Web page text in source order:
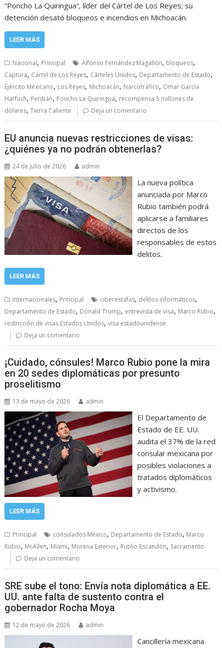
“Poncho La Quiringua”, líder del Cártel de Los Reyes; su
detención desató bloqueos e incendios en Michoacán.
LEER MÁS
Nacional, Principal Alfonso Fernández Magallón, bloqueos,
Captura, Cártel de Los Reyes, Cárteles Unidos, Departamento de Estado,
Ejército Mexicano, Los Reyes, Michoacán, Narcotráfico, Omar García
Harfuch, Peribán, Poncho La Quiringua, recompensa 5 millones de
dólares,Tierra Caliente Deja un comentario
EU anuncia nuevas restricciones de visas:
¿quiénes ya no podrán obtenerlas?
24 de julio de 2026 admin
La nueva política
anunciada por Marco
Rubio también podrá
aplicarse a familiares
directos de los
responsables de estos
delitos.
LEER MÁS
Internacionales, Principal ciberestafas, delitos informáticos,
Departamento de Estado, Donald Trump, entrevista de visa, Marco Rubio,
restricción de visas Estados Unidos,visa estadounidense
Deja un comentario
¡Cuidado, cónsules! Marco Rubio pone la mira
en 20 sedes diplomáticas por presunto
proselitismo
13 de mayo de 2026 admin
El Departamento de
Estado de EE. UU.
audita el 37% de la red
consular mexicana por
posibles violaciones a
tratados diplomáticos
y activismo.
LEER MÁS
Principal consulados México, Departamento de Estado, Marco
Rubio, McAllen, Miami, Morena Exterior, Rutilio Escandón, Sacramento
Deja un comentario
SRE sube el tono: Envía nota diplomática a EE.
UU. ante falta de sustento contra el
gobernador Rocha Moya
12 de mayo de 2026 admin
Cancillería mexicana